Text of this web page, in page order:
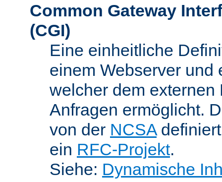
Common Gateway
(CGI)
Eine einheitliche
einem Webserver und
welcher dem
Anfragen ermöglicht.
von der NCSA
ein RFC-Projekt.
Siehe: Dynamische